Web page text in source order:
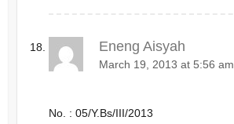
Eneng Aisyah
March 19, 2013 at 5:56 am
No. : 05/Y.Bs/III/2013